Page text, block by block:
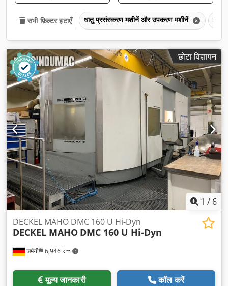
सभी फ़िल्टर हटाएँ धातु प्रसंस्करण मशीनें और उपकरण मशीनें
छोटा विज्ञापन
1 / 6
जर्मनी 6,946 km
DECKEL MAHO DMC 160 U Hi-Dyn
DECKEL MAHO DMC 160 U Hi-Dyn
मूल्य जानकारी कॉल करें